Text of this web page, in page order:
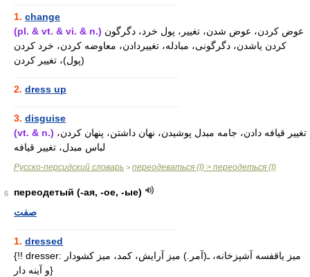
1. change
(pl. & vt. & vi. & n.)
کردن یاشدن، دگرگونی، مبادله، تغییردادن، معاوضه کردن، خرد کردن
(پول)، تغییر کردن
2. dress up
3. disguise
(vt. & n.)
لباس مبدل، تغییر قیافه
Русско-персидский словарь > переодеваться (I) > переодеться (I)
6
переодетый (-ая, -ое, -ые)
صفت
1. dressed
{!! dresser: میز یاقفسه آشپزخانه، ـ(آمر.) میز آرایش، کمد، میز کشودار
و آینه دار}